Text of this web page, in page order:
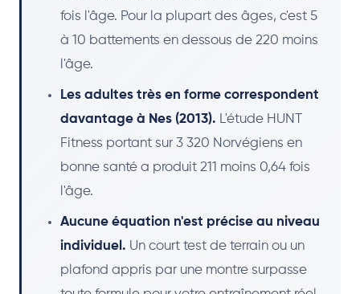
fois l'âge. Pour la plupart des âges, c'est 5
à 10 battements en dessous de 220 moins
l'âge.
Les adultes très en forme correspondent
davantage à Nes (2013). L'étude HUNT
Fitness portant sur 3 320 Norvégiens en
bonne santé a produit 211 moins 0,64 fois
l'âge.
Aucune équation n'est précise au niveau
individuel. Un court test de terrain ou un
plafond appris par une montre surpasse